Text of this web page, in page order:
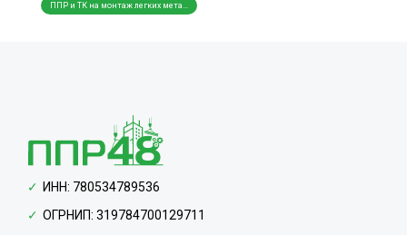
ППР и ТК на монтаж легких мета...
ИНН: 780534789536
ОГРНИП: 319784700129711